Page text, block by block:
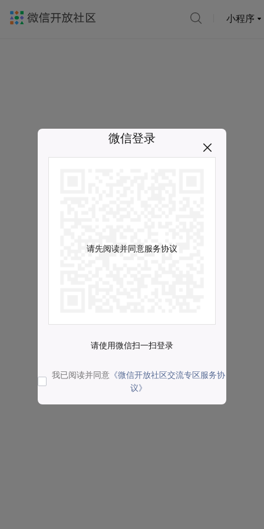
小程序
微信登录
请先阅读并同意服务协议
请使用微信扫一扫登录
我已阅读并同意 《微信开放社区交流专区服务协
议》